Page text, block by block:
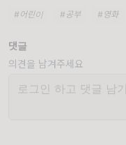
#어린이 #공부 #영화
댓글
의견을 남겨주세요